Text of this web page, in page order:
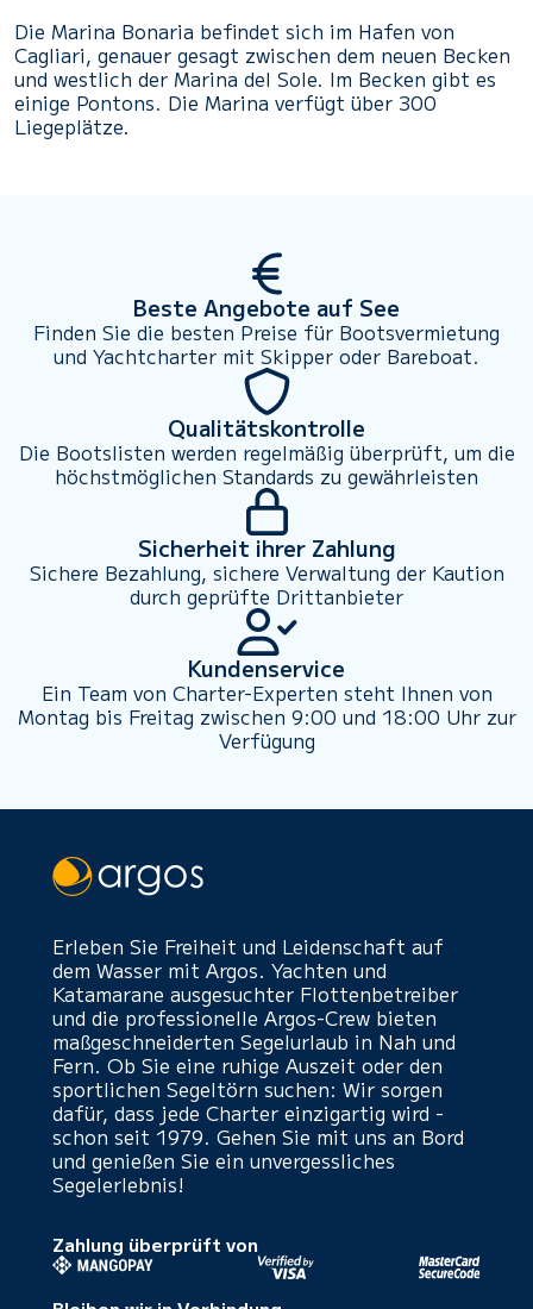
Die Marina Bonaria befindet sich im Hafen von
Cagliari, genauer gesagt zwischen dem neuen Becken
und westlich der Marina del Sole. Im Becken gibt es
einige Pontons. Die Marina verfügt über 300
Liegeplätze.
Beste Angebote auf See
Finden Sie die besten Preise für Bootsvermietung
und Yachtcharter mit Skipper oder Bareboat.
Qualitätskontrolle
Die Bootslisten werden regelmäßig überprüft, um die
höchstmöglichen Standards zu gewährleisten
Sicherheit ihrer Zahlung
Sichere Bezahlung, sichere Verwaltung der Kaution
durch geprüfte Drittanbieter
Kundenservice
Ein Team von Charter-Experten steht Ihnen von
Montag bis Freitag zwischen 9:00 und 18:00 Uhr zur
Verfügung
Erleben Sie Freiheit und Leidenschaft auf
dem Wasser mit Argos. Yachten und
Katamarane ausgesuchter Flottenbetreiber
und die professionelle Argos-Crew bieten
maßgeschneiderten Segelurlaub in Nah und
Fern. Ob Sie eine ruhige Auszeit oder den
sportlichen Segeltörn suchen: Wir sorgen
dafür, dass jede Charter einzigartig wird -
schon seit 1979. Gehen Sie mit uns an Bord
und genießen Sie ein unvergessliches
Segelerlebnis!
Zahlung überprüft von